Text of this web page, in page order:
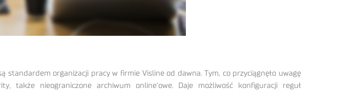
organizacji pracy w firmie Visline od dawna. Tym, co przyciągnęło uwagę
nieograniczone archiwum online’owe. Daje możliwość konfiguracji reguł